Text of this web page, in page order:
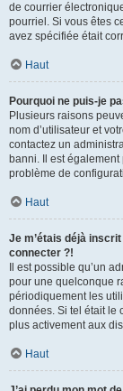
de courrier
pourriel. Si vous êtes
avez spécifiée était
Haut
Pourquoi ne puis-je
Plusieurs raisons
nom d’utilisateur et
contactez un
banni. Il est
problème de
Haut
Je m’étais déjà
connecter ?!
Il est possible qu’un
pour une quelconque
périodiquement les
données. Si tel était le
plus activement aux
Haut